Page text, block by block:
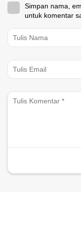
Simpan nama,
untuk komentar